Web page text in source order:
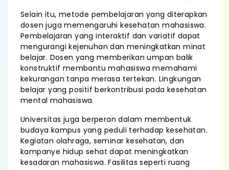
Selain itu, metode pembelajaran yang diterapkan
dosen juga memengaruhi kesehatan mahasiswa.
Pembelajaran yang interaktif dan variatif dapat
mengurangi kejenuhan dan meningkatkan minat
belajar. Dosen yang memberikan umpan balik
konstruktif membantu mahasiswa memahami
kekurangan tanpa merasa tertekan. Lingkungan
belajar yang positif berkontribusi pada kesehatan
mental mahasiswa.
Universitas juga berperan dalam membentuk
budaya kampus yang peduli terhadap kesehatan.
Kegiatan olahraga, seminar kesehatan, dan
kampanye hidup sehat dapat meningkatkan
kesadaran mahasiswa. Fasilitas seperti ruang